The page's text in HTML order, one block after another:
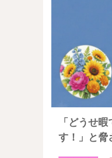
「どうせ
す！」と